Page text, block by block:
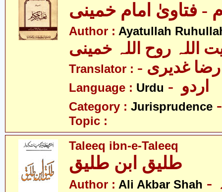
- فتاویٰ امام خمینی
Author : Ayatullah
اللہ روح اللہ خمینی
Translator : غدیری
Language : Urdu
Category : Jurisprudence
Topic :
Taleeq ibn-e-Taleeq
Author : Ali Akbar Shah